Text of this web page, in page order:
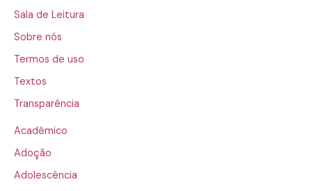
Sala de Leitura
Sobre nós
Termos de uso
Textos
Transparência
Acadêmico
Adoção
Adolescência